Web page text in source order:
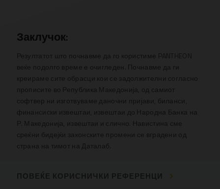
Заклучок:
Резултатот што почнавме да го користиме PANTHEON
веќе подолго време е очигледен. Почнавме да ги
креираме сите обрасци кои се задолжителни согласно
прописите во Република Македонија, од самиот
софтвер ни изготвуваме даночни пријави, биланси,
финансиски извештаи, извештаи до Народна Банка на
Р. Македонија, извештаи и слично. Навистина сме
среќни бидејќи законските промени се вградени од
страна на тимот на Даталаб.